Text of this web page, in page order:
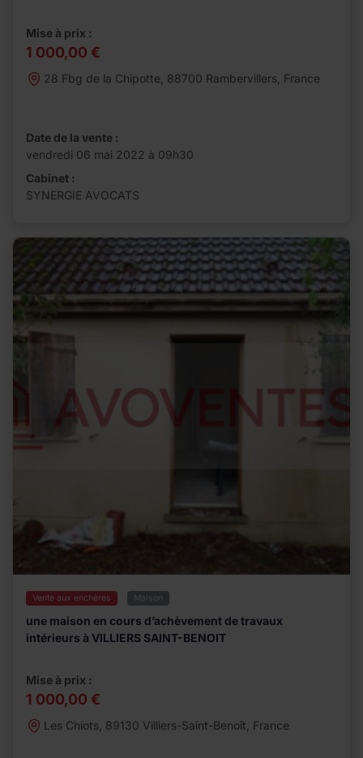
Mise à prix :
1 000,00 €
28 Fbg de la Chipotte, 88700 Rambervillers, France
Date de la vente :
vendredi 06 mai 2022 à 09h30
Cabinet :
SYNERGIE AVOCATS
Vente aux enchères Maison
une maison en cours d’achèvement de travaux
intérieurs à VILLIERS SAINT-BENOIT
Mise à prix :
1 000,00 €
Les Chiots, 89130 Villiers-Saint-Benoît, France